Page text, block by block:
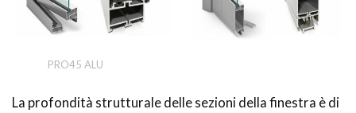
PRO45 ALU
La profondità strutturale delle sezioni della finestra è di